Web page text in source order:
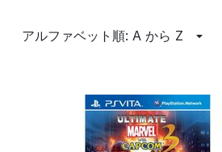
アルファベット順: A から Z